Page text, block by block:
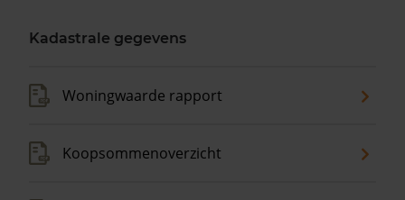
Kadastrale gegevens
Woningwaarde rapport
Koopsommenoverzicht